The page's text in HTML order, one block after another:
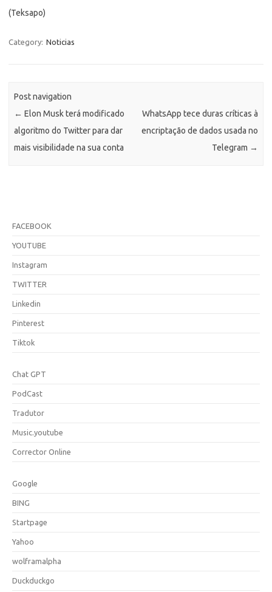
(Teksapo)
Category: Noticias
Post navigation
← Elon Musk terá modificado
algoritmo do Twitter para dar
mais visibilidade na sua conta
WhatsApp tece duras críticas à
encriptação de dados usada no
Telegram →
FACEBOOK
YOUTUBE
Instagram
TWITTER
Linkedin
Pinterest
Tiktok
Chat GPT
PodCast
Tradutor
Music.youtube
Corrector Online
Google
BING
Startpage
Yahoo
wolframalpha
Duckduckgo